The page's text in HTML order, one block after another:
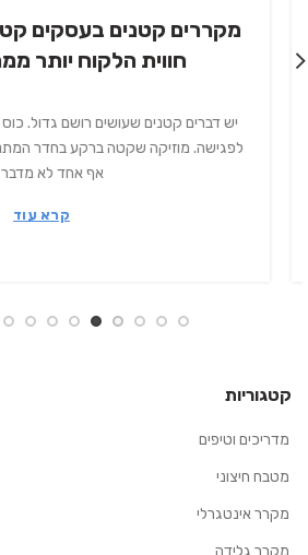
מקררים קטנים בעסקים
חווית הלקוח יותר
יש דברים קטנים שעושים רושם גדול. כוס
לפגישה. מוזיקה שקטה ברקע בחדר המתנה.
אף אחד לא מדבר ע...
קרא עוד
קטגוריות
מדריכים וטיפים
מטבח חיצוני
מקרר אינטגרלי
מקרר גלידה